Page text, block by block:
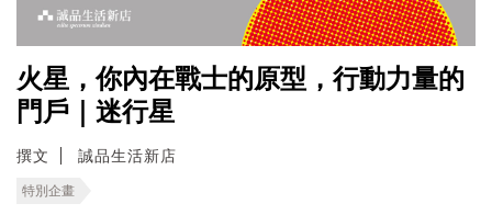
火星，你內在戰士的原型，行動力量的
門戶｜迷行星
撰文 誠品生活新店
特別企畫